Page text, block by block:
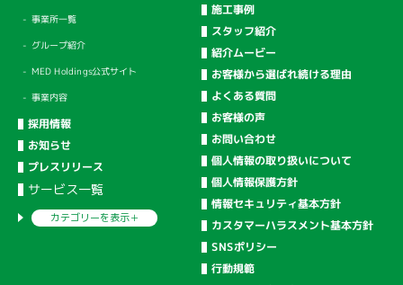
事業所一覧
グループ紹介
MED Holdings公式サイト
事業内容
採用情報
お知らせ
プレスリリース
サービス一覧
カテゴリーを表示＋
施工事例
スタッフ紹介
紹介ムービー
お客様から選ばれ続ける理由
よくある質問
お客様の声
お問い合わせ
個人情報の取り扱いについて
個人情報保護方針
情報セキュリティ基本方針
カスタマーハラスメント基本方針
SNSポリシー
行動規範